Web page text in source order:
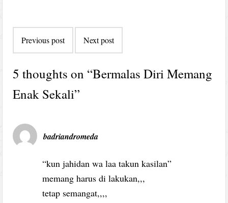
navigation
Previous post Next post
5 thoughts on “Bermalas Diri Memang
Enak Sekali”
badriandromeda
“kun jahidan wa laa takun kasilan”
memang harus di lakukan,,,
tetap semangat,,,,